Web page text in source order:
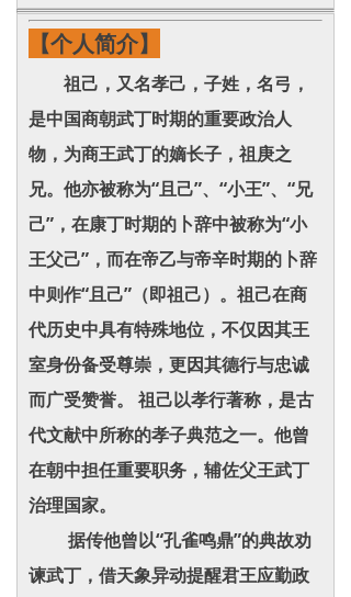
【个人简介】
祖己，又名孝己，子姓，名弓，
是中国商朝武丁时期的重要政治人
物，为商王武丁的嫡长子，祖庚之
兄。他亦被称为“且己”、“小王”、“兄
己”，在康丁时期的卜辞中被称为“小
王父己”，而在帝乙与帝辛时期的卜辞
中则作“且己”（即祖己）。祖己在商
代历史中具有特殊地位，不仅因其王
室身份备受尊崇，更因其德行与忠诚
而广受赞誉。 祖己以孝行著称，是古
代文献中所称的孝子典范之一。他曾
在朝中担任重要职务，辅佐父王武丁
治理国家。
据传他曾以“孔雀鸣鼎”的典故劝
谏武丁，借天象异动提醒君王应勤政